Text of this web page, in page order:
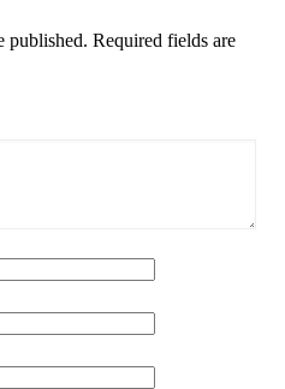
published. Required fields are